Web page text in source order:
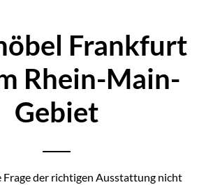
Frankfurt
Rhein-Main-
Gebiet
der richtigen Ausstattung nicht